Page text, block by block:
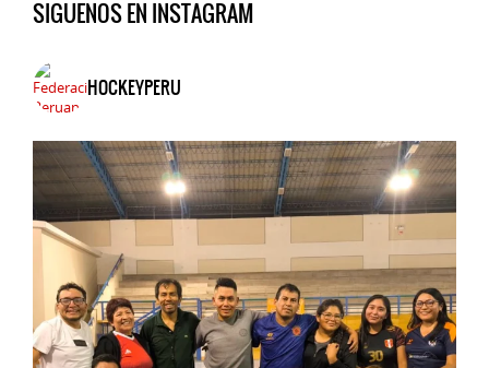
SIGUENOS EN INSTAGRAM
HOCKEYPERU